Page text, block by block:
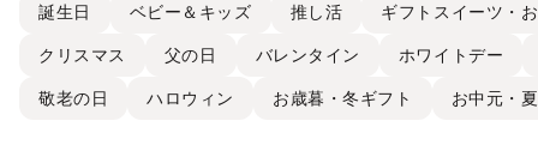
誕生日 ベビー＆キッズ 推し活 ギフトスイーツ・
クリスマス 父の日 バレンタイン ホワイトデー
敬老の日 ハロウィン お歳暮・冬ギフト お中元・